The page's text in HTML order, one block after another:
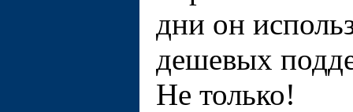
дни он
дешeвых
Не только!